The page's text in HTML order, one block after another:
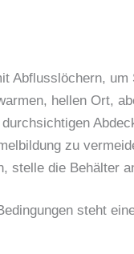
Abflusslöchern,
hellen Ort,
zu
stelle die Behälter
steht